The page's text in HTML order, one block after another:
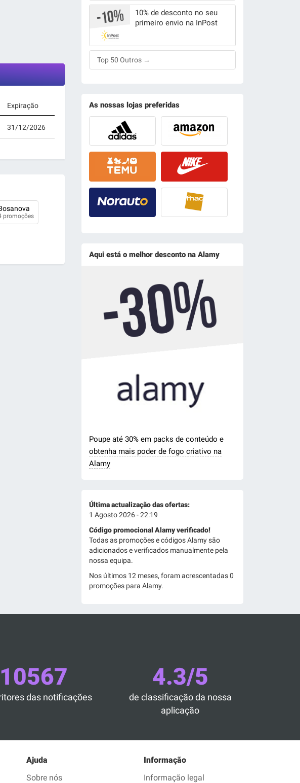
Expiração
31/12/2026
promoções
10% de desconto no seu
primeiro envio na InPost
Top 50 Outros →
As nossas lojas preferidas
Aqui está o melhor desconto na Alamy
Poupe até 30% em packs de conteúdo e
obtenha mais poder de fogo criativo na
Alamy
Última actualização das ofertas:
1 Agosto 2026 - 22:19
Código promocional Alamy verificado!
Todas as promoções e códigos Alamy são
adicionados e verificados manualmente pela
nossa equipa.
Nos últimos 12 meses, foram acrescentadas 0
promoções para Alamy.
10567
das notificações
4.3/5
de classificação da nossa
aplicação
Ajuda
Sobre nós
Informação
Informação legal